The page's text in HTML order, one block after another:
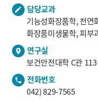
담당교과
기능성화장품학, 천연
화장품미생물학, 피부
연구실
보건안전대학 C관
전화번호
042) 829-7565